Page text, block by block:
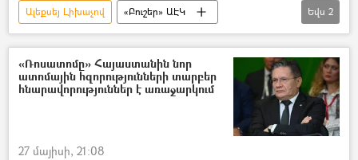
Ալեքսեյ Լիխաչով
«Բուշեր» ԱԷԿ
Իրանի Իսլամական Հանրապետություն
Ռուսաստան
Եվս 2
«Ռոսատոմը» Հայաստանին նոր
ատոմային հզորությունների տարբեր
հնարավորություններ է առաջարկում
27 մայիսի, 21:08